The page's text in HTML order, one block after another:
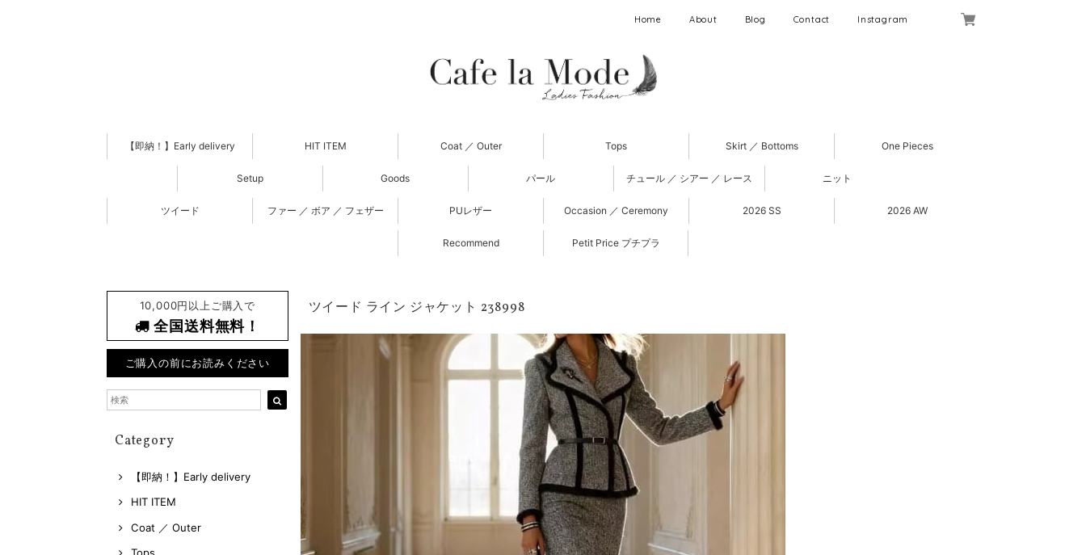
Home About Blog Contact Instagram
【即納！】Early delivery HIT ITEM Coat ／ Outer Tops Skirt ／ Bottoms One Pieces
Setup Goods パール チュール ／ シアー ／ レース ニット
ツイード ファー ／ ボア ／ フェザー PUレザー Occasion ／ Ceremony 2026 SS 2026 AW
Recommend Petit Price プチプラ
10,000円以上ご購入で
全国送料無料！
ご購入の前にお読みください
Category
【即納！】Early delivery
HIT ITEM
Coat ／ Outer
ツイード ライン ジャケット 238998